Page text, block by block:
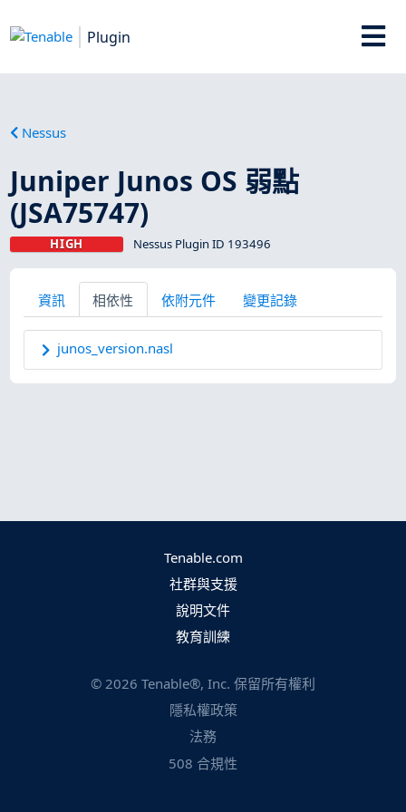
Plugin
Nessus
Juniper Junos OS 弱點
(JSA75747)
HIGH Nessus Plugin ID 193496
資訊 相依性 依附元件 變更記錄
junos_version.nasl
Tenable.com
社群與支援
說明文件
教育訓練
© 2026 Tenable®, Inc. 保留所有權利
隱私權政策
法務
508 合規性